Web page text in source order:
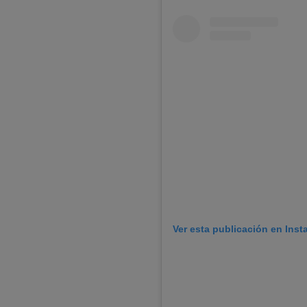
Ver esta publicación en